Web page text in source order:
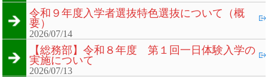
令和９年度入学者選抜特色選抜について（概
要）
2026/07/14
【総務部】令和８年度 第１回一日体験入学の
実施について
2026/07/13